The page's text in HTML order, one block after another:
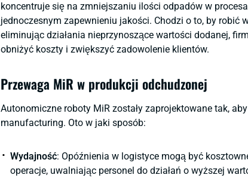
koncentruje się na zmniejszaniu ilości odpadów w
jednoczesnym zapewnieniu jakości. Chodzi o to, by robić
eliminując działania nieprzynoszące wartości dodanej,
obniżyć koszty i zwiększyć zadowolenie klientów.
Przewaga MiR w produkcji odchudzonej
Autonomiczne roboty MiR zostały zaprojektowane tak,
manufacturing. Oto w jaki sposób:
Wydajność: Opóźnienia w logistyce mogą być
operacje, uwalniając personel do działań o wyższej